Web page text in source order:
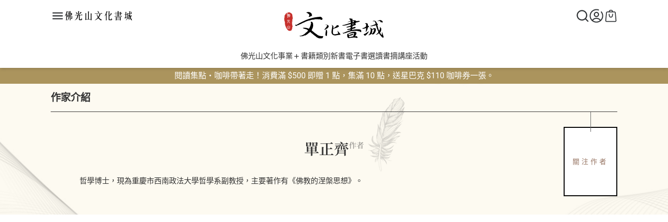
佛光山文化事業 書籍類別 新書電子書選讀書摘講座活動
閱讀集點・咖啡帶著走！消費滿 $500 即贈 1 點，集滿 10 點，送星巴克 $110 咖啡券一張。
作家介紹
單正齊作者
哲學博士，現為重慶市西南政法大學哲學系副教授，主要著作有《佛教的涅槃思想》。
關注作者